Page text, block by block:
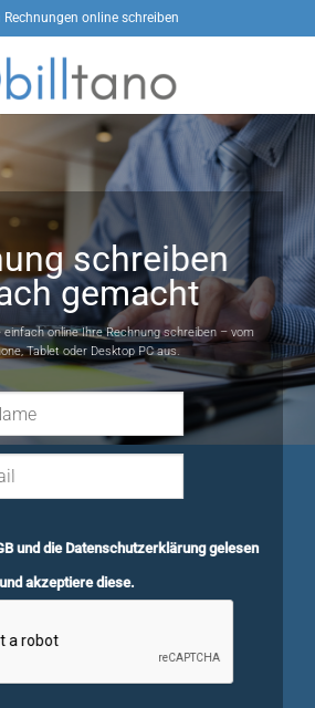
Rechnungen online schreiben
schreiben
gemacht
einfach online Ihre Rechnung schreiben – vom
Tablet oder Desktop PC aus.
und die Datenschutzerklärunggelesen
und akzeptiere diese.